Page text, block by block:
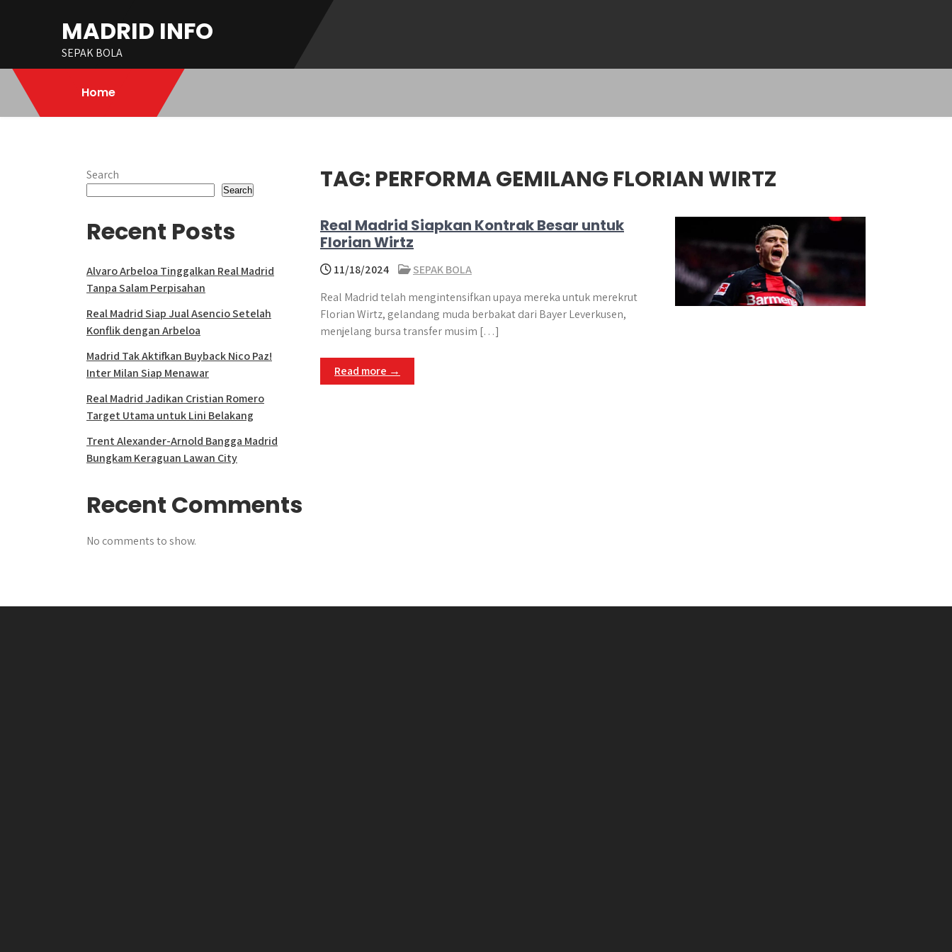
MADRID INFO
SEPAK BOLA
Home
TAG: PERFORMA GEMILANG FLORIAN WIRTZ
Real Madrid Siapkan Kontrak Besar untuk
Florian Wirtz
11/18/2024
SEPAK BOLA
​Real Madrid telah mengintensifkan upaya mereka untuk merekrut
Florian Wirtz, gelandang muda berbakat dari Bayer Leverkusen,
menjelang bursa transfer musim […]
Read more →
Search
Search
Recent Posts
Alvaro Arbeloa Tinggalkan Real Madrid
Tanpa Salam Perpisahan
Real Madrid Siap Jual Asencio Setelah
Konflik dengan Arbeloa
Madrid Tak Aktifkan Buyback Nico Paz!
Inter Milan Siap Menawar
Real Madrid Jadikan Cristian Romero
Target Utama untuk Lini Belakang
Trent Alexander-Arnold Bangga Madrid
Bungkam Keraguan Lawan City
Recent Comments
No comments to show.